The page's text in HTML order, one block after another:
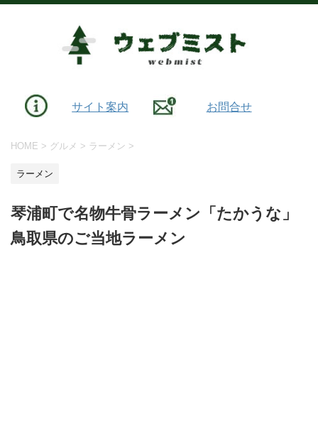
サイト案内 お問合せ
HOME > グルメ > ラーメン >
ラーメン
琴浦町で名物牛骨ラーメン「たかうな」
鳥取県のご当地ラーメン